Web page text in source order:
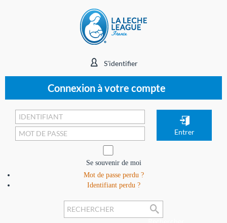
S'identifier
Connexion à votre compte
Se souvenir de moi
Mot de passe perdu ?
Identifiant perdu ?